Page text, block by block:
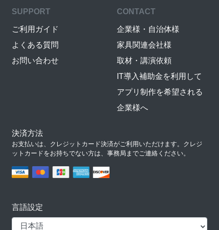
SUPPORT
ご利用ガイド
よくある質問
お問い合わせ
CONTACT
企業様・自治体様
家具関連会社様
取材・講演依頼
IT導入補助金を利用して
アプリ制作を希望される
企業様へ
決済方法
お支払いは、クレジットカード決済がご利用いただけます。クレジ
ットカードをお持ちでない方は、事務局までご連絡ください。
言語設定